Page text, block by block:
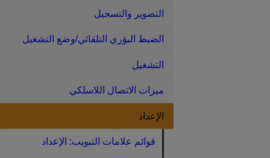
التصوير والتسجيل
الضبط البؤري التلقائي/وضع التشغيل
التشغيل
ميزات الاتصال اللاسلكي
الإعداد
قوائم علامات التبويب: الإعداد